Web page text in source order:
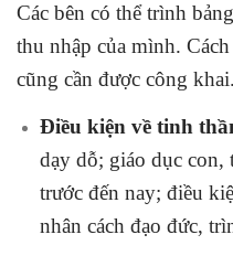
Các bên có thể trình
thu nhập của mình.
cũng cần được công khai.
Điều kiện về tinh
dạy dỗ; giáo dục con,
trước đến nay; điều
nhân cách đạo đức,